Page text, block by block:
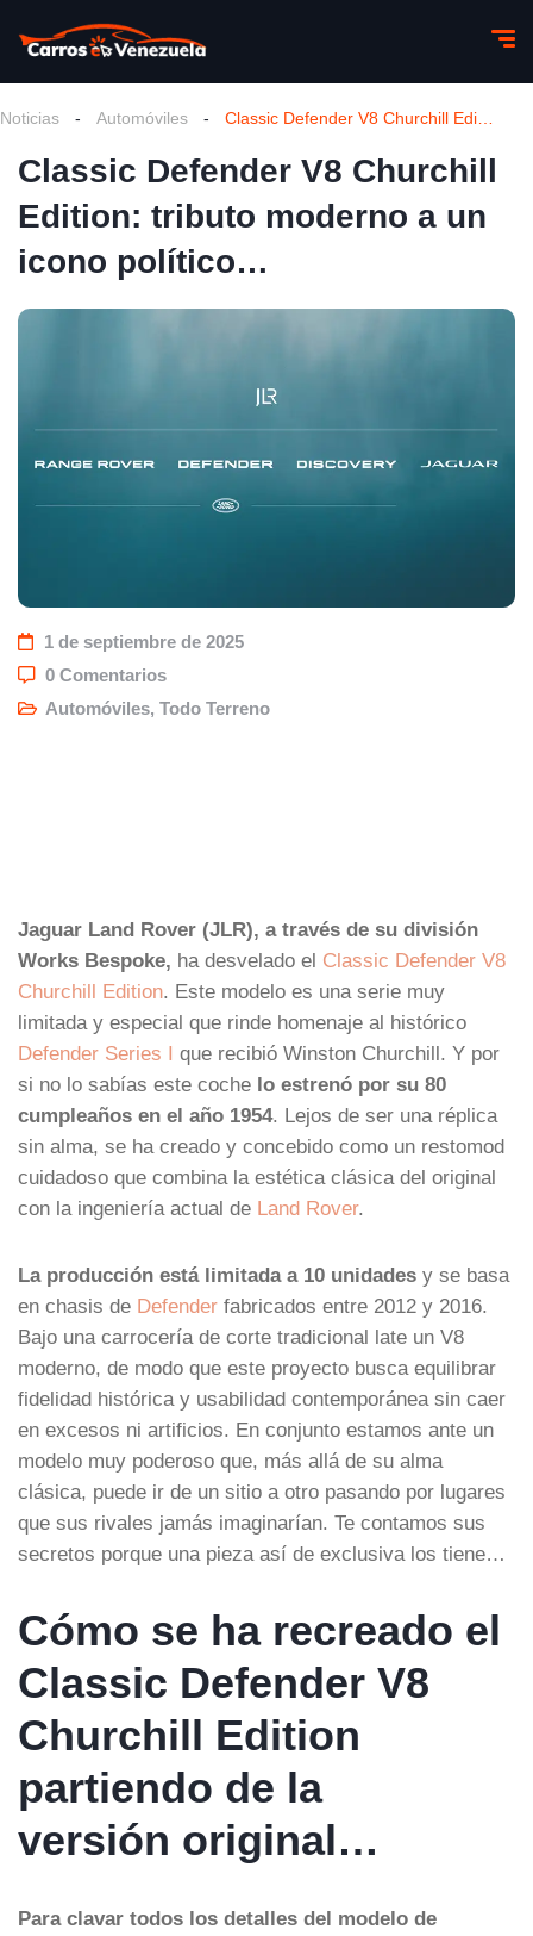
Noticias - Automóviles -
Classic Defender V8 Churchill
Edition: tributo moderno a un
icono político…
1 de septiembre de 2025
0 Comentarios
Automóviles, Todo Terreno
Jaguar Land Rover (JLR), a través de su división
Works Bespoke, ha desvelado el Classic Defender V8
Churchill Edition. Este modelo es una serie muy
limitada y especial que rinde homenaje al histórico
Defender Series I que recibió Winston Churchill. Y por
si no lo sabías este coche lo estrenó por su 80
cumpleaños en el año 1954. Lejos de ser una réplica
sin alma, se ha creado y concebido como un restomod
cuidadoso que combina la estética clásica del original
con la ingeniería actual de Land Rover.
La producción está limitada a 10 unidades y se basa
en chasis de Defender fabricados entre 2012 y 2016.
Bajo una carrocería de corte tradicional late un V8
moderno, de modo que este proyecto busca equilibrar
fidelidad histórica y usabilidad contemporánea sin caer
en excesos ni artificios. En conjunto estamos ante un
modelo muy poderoso que, más allá de su alma
clásica, puede ir de un sitio a otro pasando por lugares
que sus rivales jamás imaginarían. Te contamos sus
secretos porque una pieza así de exclusiva los tiene…
Cómo se ha recreado el
Classic Defender V8
Churchill Edition
partiendo de la
versión original…
Para clavar todos los detalles del modelo de